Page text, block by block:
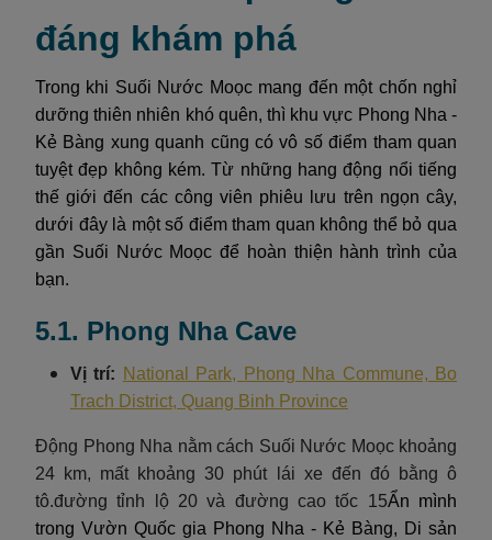
đáng khám phá
Trong khi Suối Nước Moọc mang đến một chốn nghỉ
dưỡng thiên nhiên khó quên, thì khu vực Phong Nha -
Kẻ Bàng xung quanh cũng có vô số điểm tham quan
tuyệt đẹp không kém. Từ những hang động nổi tiếng
thế giới đến các công viên phiêu lưu trên ngọn cây,
dưới đây là một số điểm tham quan không thể bỏ qua
gần Suối Nước Moọc để hoàn thiện hành trình của
bạn.
5.1. Phong Nha Cave
Vị trí: National Park, Phong Nha Commune, Bo
Trach District, Quang Binh Province
Động Phong Nha nằm cách Suối Nước Moọc khoảng
24 km, mất khoảng 30 phút lái xe đến đó bằng ô
tô.đường tỉnh lộ 20 và đường cao tốc 15Ẩn mình
trong Vườn Quốc gia Phong Nha - Kẻ Bàng, Di sản